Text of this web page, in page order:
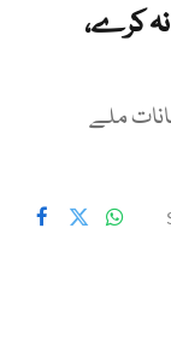
کرے،
ملے